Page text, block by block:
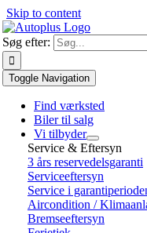
Skip to content
Søg efter:
Toggle Navigation
Find værksted
Biler til salg
Vi tilbyder
Service & Eftersyn
3 års reservedelsgaranti
Serviceeftersyn
Service i
Aircondition /
Bremseeftersyn